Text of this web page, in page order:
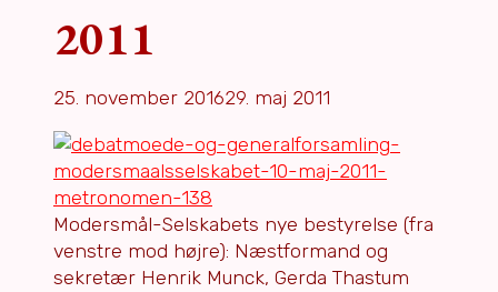
2011
25. november 201629. maj 2011
Modersmål-Selskabets nye bestyrelse (fra
venstre mod højre): Næstformand og
sekretær Henrik Munck, Gerda Thastum